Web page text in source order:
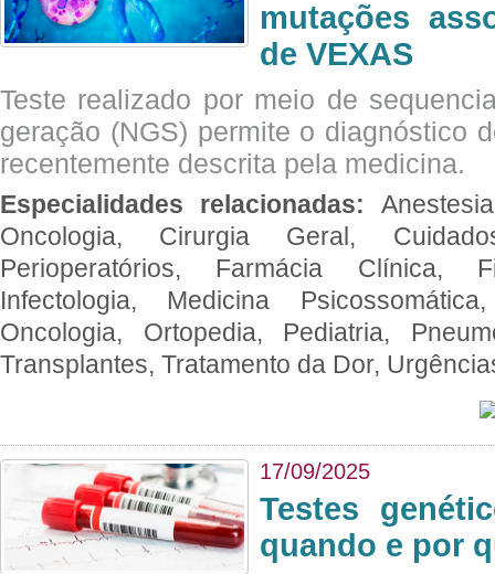
mutações
de VEXAS
Teste realizado por meio de
geração (NGS) permite o diagnóstico
recentemente descrita pela medicina.
Especialidades relacionadas:
Oncologia, Cirurgia Geral,
Perioperatórios, Farmácia Clínica,
Infectologia, Medicina
Oncologia, Ortopedia, Pediatria,
Transplantes, Tratamento da Dor,
17/09/2025
Testes
quando e por